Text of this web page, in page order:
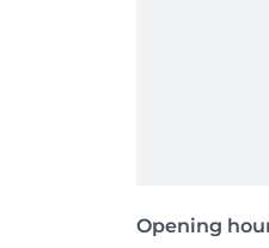
Opening